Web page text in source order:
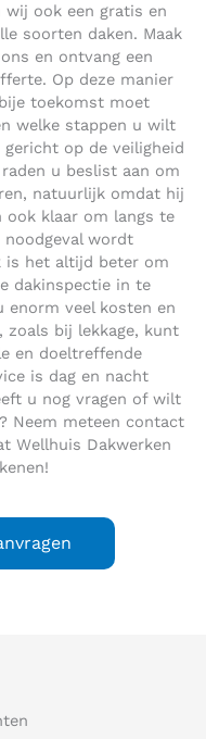
wij ook een gratis en
soorten daken. Maak
en ontvang een
Op deze manier
toekomst moet
welke stappen u wilt
op de veiligheid
u beslist aan om
natuurlijk omdat hij
ook klaar om langs te
wordt
is het altijd beter om
dakinspectie in te
veel kosten en
zoals bij lekkage, kunt
en doeltreffende
is dag en nacht
u nog vragen of wilt
Neem meteen contact
Wellhuis Dakwerken